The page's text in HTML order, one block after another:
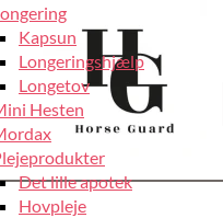
Kapsun
Longeringshjælp
Longetov
Hesten
Det lille apotek
Hovpleje